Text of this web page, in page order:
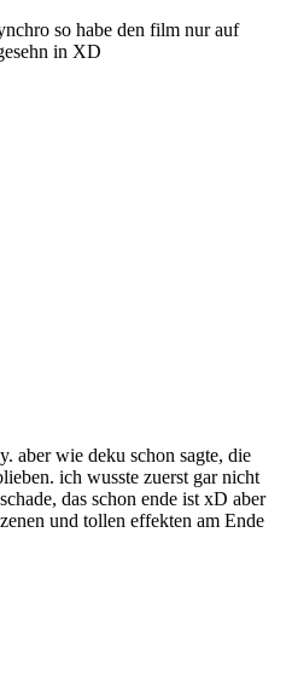
so habe den film nur auf
in XD
aber wie deku schon sagte, die
ich wusste zuerst gar nicht
das schon ende ist xD aber
und tollen effekten am Ende